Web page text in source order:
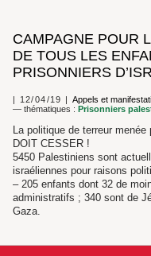
CAMPAGNE POUR
DE TOUS LES
PRISONNIERS
12/04/19
Appels et
— thématiques : Prisonniers
La politique de terreur
DOIT CESSER !
5450 Palestiniens sont
israéliennes pour raisons
– 205 enfants dont 32 de
administratifs ; 340 sont de
Gaza.